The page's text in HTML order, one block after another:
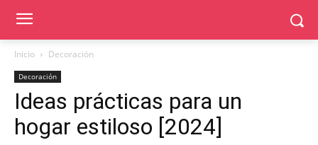
Inicio Decoración
Decoración
Ideas prácticas para un
hogar estiloso [2024]